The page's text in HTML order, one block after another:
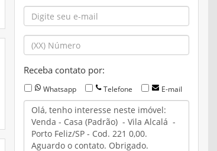
Receba contato por:
Whatsapp Telefone E-mail